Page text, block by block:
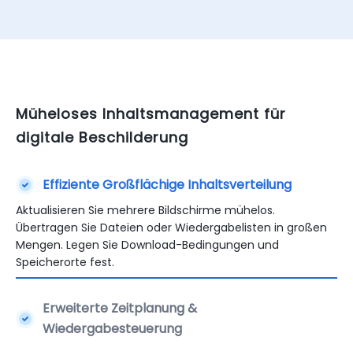
Müheloses Inhaltsmanagement für
digitale Beschilderung
Effiziente Großflächige Inhaltsverteilung
Aktualisieren Sie mehrere Bildschirme mühelos.
Übertragen Sie Dateien oder Wiedergabelisten in großen
Mengen. Legen Sie Download-Bedingungen und
Speicherorte fest.
Erweiterte Zeitplanung &
Wiedergabesteuerung